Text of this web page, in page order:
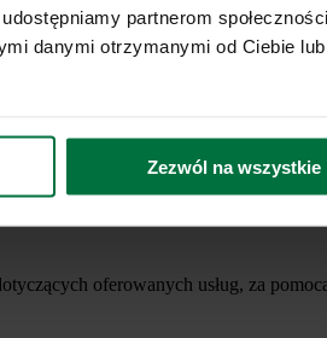
partnerom
danymi otrzymanymi od Ciebie lub
Zezwól na wszystkie
oferowanych usług, za